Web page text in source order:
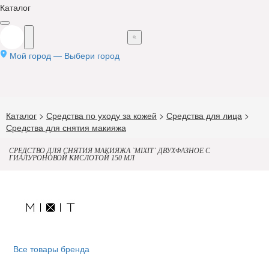
Каталог
Мой город — Выбери город
Каталог > Средства по уходу за кожей > Средства для лица >
Средства для снятия макияжа
СРЕДСТВО ДЛЯ СНЯТИЯ МАКИЯЖА `MIXIT` ДВУХФАЗНОЕ С
ГИАЛУРОНОВОЙ КИСЛОТОЙ 150 МЛ
Все товары бренда